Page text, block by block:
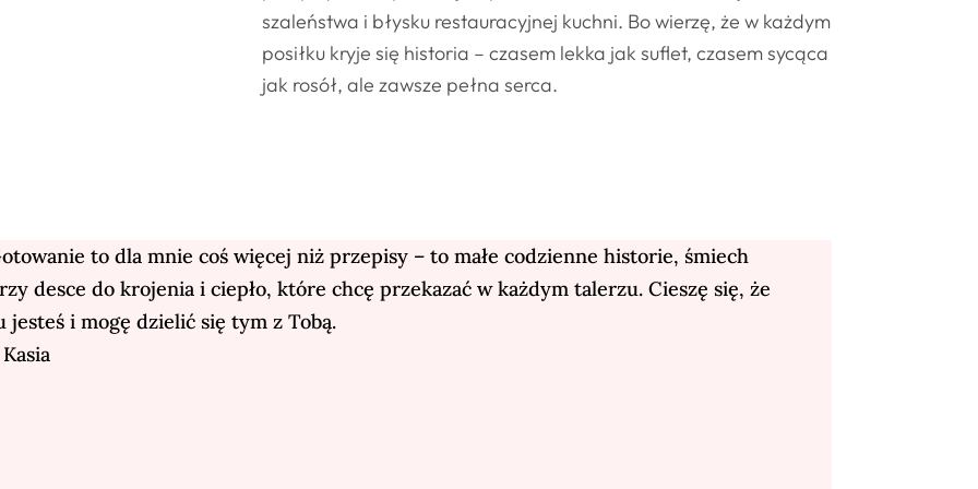
szaleństwa i błysku restauracyjnej kuchni. Bo wierzę, że w każdym
posiłku kryje się historia – czasem lekka jak suflet, czasem sycąca
jak rosół, ale zawsze pełna serca.
to dla mnie coś więcej niż przepisy – to małe codzienne historie, śmiech
desce do krojenia i ciepło, które chcę przekazać w każdym talerzu. Cieszę się, że
jesteś i mogę dzielić się tym z Tobą.